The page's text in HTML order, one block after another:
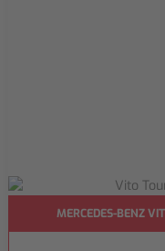
MERCEDES-BENZ